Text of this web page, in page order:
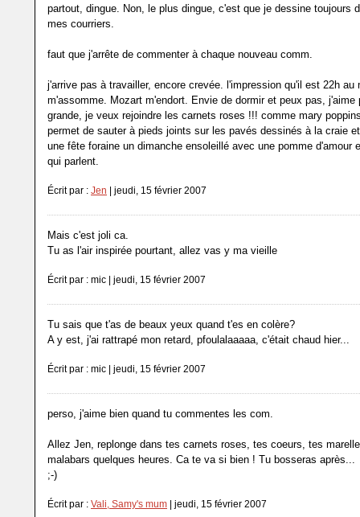
partout, dingue. Non, le plus dingue, c'est que je dessine toujours
mes courriers.
faut que j'arrête de commenter à chaque nouveau comm.
j'arrive pas à travailler, encore crevée. l'impression qu'il est 22h au
m'assomme. Mozart m'endort. Envie de dormir et peux pas, j'aime
grande, je veux rejoindre les carnets roses !!! comme mary
permet de sauter à pieds joints sur les pavés dessinés à la craie
une fête foraine un dimanche ensoleillé avec une pomme d'amour
qui parlent.
Écrit par : Jen | jeudi, 15 février 2007
Mais c'est joli ca.
Tu as l'air inspirée pourtant, allez vas y ma vieille
Écrit par : mic | jeudi, 15 février 2007
Tu sais que t'as de beaux yeux quand t'es en colère?
A y est, j'ai rattrapé mon retard, pfoulalaaaaa, c'était chaud hier...
Écrit par : mic | jeudi, 15 février 2007
perso, j'aime bien quand tu commentes les com.
Allez Jen, replonge dans tes carnets roses, tes coeurs, tes
malabars quelques heures. Ca te va si bien ! Tu bosseras après...
;-)
Écrit par : Vali, Samy's mum | jeudi, 15 février 2007